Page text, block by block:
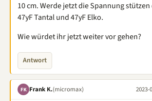
10 cm. Werde jetzt die Spannung
47yF Tantal und 47yF Elko.
Wie würdet ihr jetzt weiter vor gehen?
Antwort
FK Frank K.(micromax) 2023-